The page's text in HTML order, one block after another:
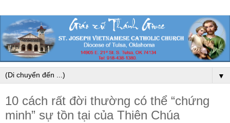
▼
10 cách rất đời thường có thể “chứng
minh” sự tồn tại của Thiên Chúa